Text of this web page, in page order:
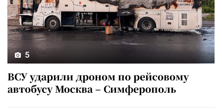
5
ВСУ ударили дроном по рейсовому
автобусу Москва – Симферополь